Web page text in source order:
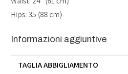
Hips: 35 (88 cm)
Informazioni aggiuntive
TAGLIA ABBIGLIAMENTO